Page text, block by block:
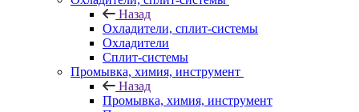
Назад
Охладители, сплит-системы
Охладители
Сплит-системы
Промывка, химия, инструмент
Назад
Промывка, химия, инструмент